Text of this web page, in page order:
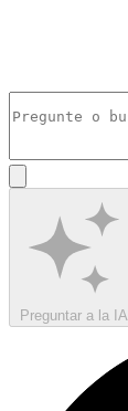
Preguntar a la IA